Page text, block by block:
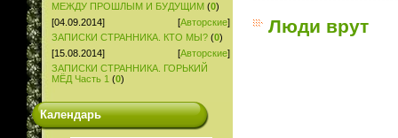
МЕЖДУ ПРОШЛЫМ И БУДУЩИМ (0)
[04.09.2014]
[Авторские]
ЗАПИСКИ СТРАННИКА. КТО МЫ? (0)
[15.08.2014]
[Авторские]
ЗАПИСКИ СТРАННИКА. ГОРЬКИЙ
МЁД Часть 1 (0)
Календарь
Люди врут